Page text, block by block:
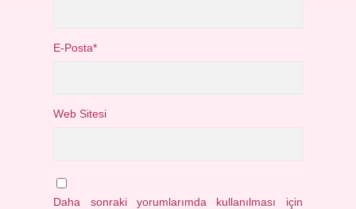
E-Posta*
Web Sitesi
Daha sonraki yorumlarımda kullanılması için